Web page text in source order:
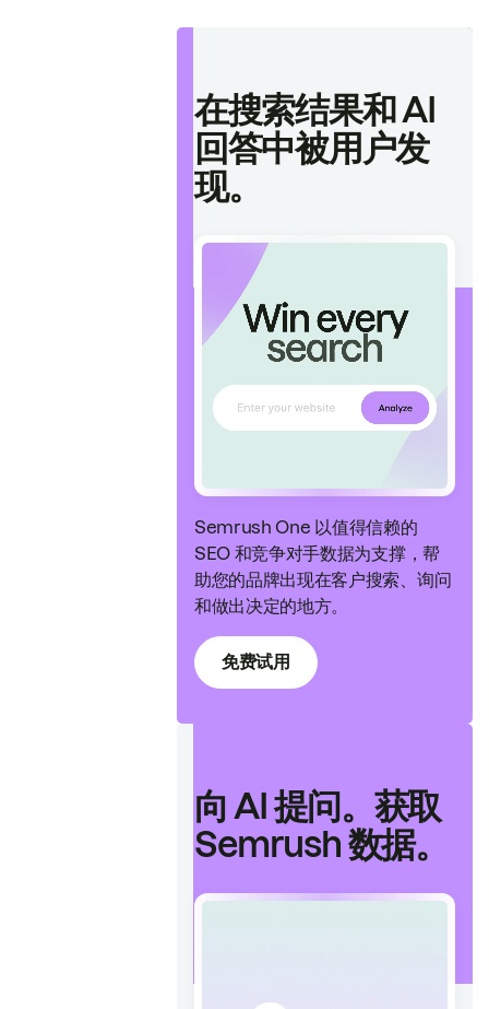
在搜索结果和 AI
回答中被用户发
现。
Semrush One 以值得信赖的
SEO 和竞争对手数据为支撑，帮
助您的品牌出现在客户搜索、询问
和做出决定的地方。
免费试用
向 AI 提问。获取
Semrush 数据。